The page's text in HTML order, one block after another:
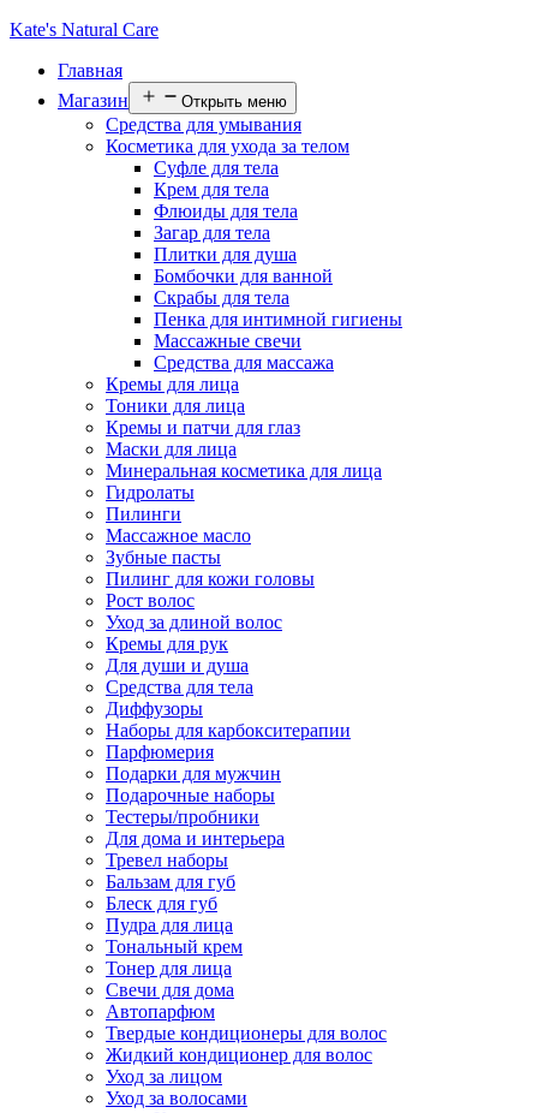
Kate's Natural Care
Главная
Магазин
Открыть меню
Средства для умывания
Косметика для ухода за телом
Суфле для тела
Крем для тела
Флюиды для тела
Загар для тела
Плитки для душа
Бомбочки для ванной
Скрабы для тела
Пенка для интимной гигиены
Массажные свечи
Средства для массажа
Кремы для лица
Тоники для лица
Кремы и патчи для глаз
Маски для лица
Минеральная косметика для лица
Гидролаты
Пилинги
Массажное масло
Зубные пасты
Пилинг для кожи головы
Рост волос
Уход за длиной волос
Кремы для рук
Для души и душа
Средства для тела
Диффузоры
Наборы для карбокситерапии
Парфюмерия
Подарки для мужчин
Подарочные наборы
Тестеры/пробники
Для дома и интерьера
Тревел наборы
Бальзам для губ
Блеск для губ
Пудра для лица
Тональный крем
Тонер для лица
Свечи для дома
Автопарфюм
Твердые кондиционеры для волос
Жидкий кондиционер для волос
Уход за лицом
Уход за волосами